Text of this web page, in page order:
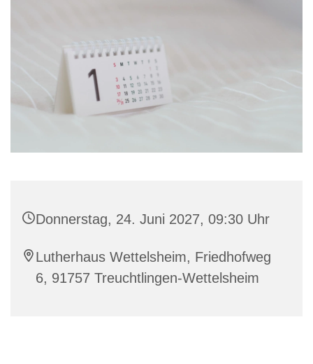
Donnerstag, 24. Juni 2027, 09:30 Uhr
Lutherhaus Wettelsheim, Friedhofweg
6, 91757 Treuchtlingen-Wettelsheim